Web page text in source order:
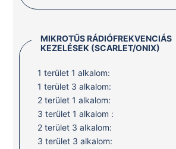
MIKROTŰS RÁDIÓFREKVENCIÁS
KEZELÉSEK (SCARLET/ONIX)
1 terület 1 alkalom:
1 terület 3 alkalom:
2 terület 1 alkalom:
3 terület 1 alkalom :
2 terület 3 alkalom:
3 terület 3 alkalom: